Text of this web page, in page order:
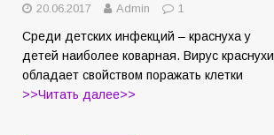
20.06.2017 Admin 1
Среди детских инфекций – краснуха у
детей наиболее коварная. Вирус краснухи
обладает свойством поражать клетки
>>Читать далее>>